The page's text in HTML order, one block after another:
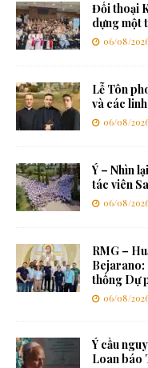
Đối thoại
dựng một
06/08/
Lễ Tôn
và các
06/08/
Ý – Nhìn
tác viên
06/08/
RMG –
Bejarano:
thống Dự
06/08/
Ý cầu
Loan báo